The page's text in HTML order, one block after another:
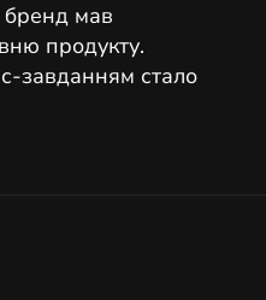
бренд мав
продукту.
завданням стало